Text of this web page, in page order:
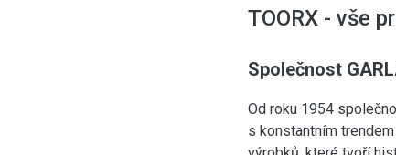
TOORX - vše
Společnost
Od roku 1954
s konstantním